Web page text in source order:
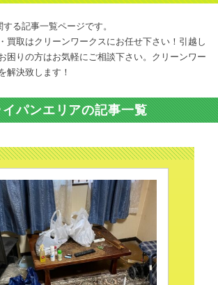
する記事一覧ページです。
買取はクリーンワークスにお任せ下さい！引越し
困りの方はお気軽にご相談下さい。クリーンワー
解決致します！
パンエリアの記事一覧